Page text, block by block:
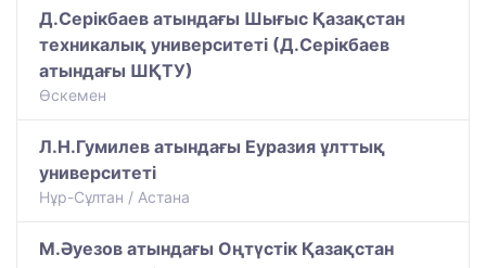
Д.Серікбаев атындағы Шығыс Қазақстан
техникалық университеті (Д.Серікбаев
атындағы ШҚТУ)
Өскемен
Л.Н.Гумилев атындағы Еуразия ұлттық
университеті
Нұр-Сұлтан / Астана
М.Әуезов атындағы Оңтүстік Қазақстан